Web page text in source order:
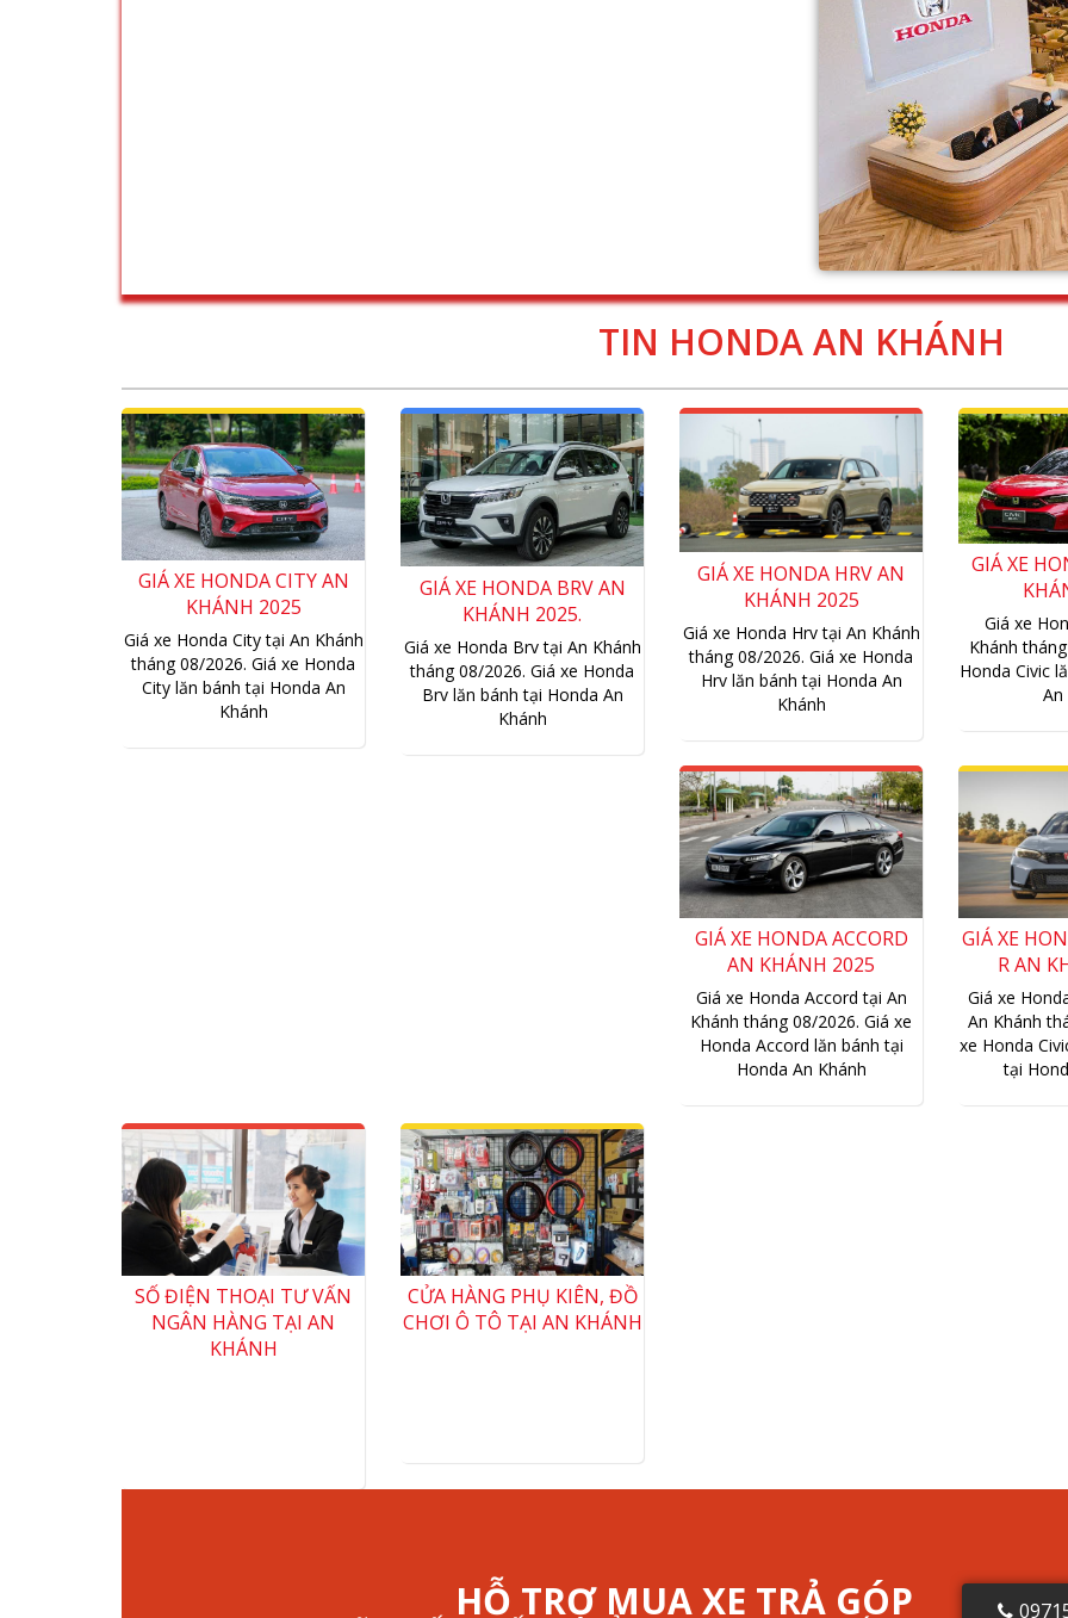
TIN HONDA AN KHÁNH
GIÁ XE HONDA CITY AN
KHÁNH 2025
Giá xe Honda City tại An Khánh
tháng 08/2026. Giá xe Honda
City lăn bánh tại Honda An
Khánh
GIÁ XE HONDA BRV AN
KHÁNH 2025.
Giá xe Honda Brv tại An Khánh
tháng 08/2026. Giá xe Honda
Brv lăn bánh tại Honda An
Khánh
GIÁ XE HONDA HRV AN
KHÁNH 2025
Giá xe Honda Hrv tại An Khánh
tháng 08/2026. Giá xe Honda
Hrv lăn bánh tại Honda An
Khánh
GIÁ XE
Giá xe
Khánh
Honda Civic
An
GIÁ XE HONDA ACCORD
AN KHÁNH 2025
Giá xe Honda Accord tại An
Khánh tháng 08/2026. Giá xe
Honda Accord lăn bánh tại
Honda An Khánh
R AN
Giá xe
An Khánh
xe Honda
tại
SỐ ĐIỆN THOẠI TƯ VẤN
NGÂN HÀNG TẠI AN
KHÁNH
CỬA HÀNG PHỤ KIÊN, ĐỒ
CHƠI Ô TÔ TẠI AN KHÁNH
LÃI SUẤT THẤP - THỦ TỤC NHANH CHÓNG
VÌ SAO CHỌN HONDA